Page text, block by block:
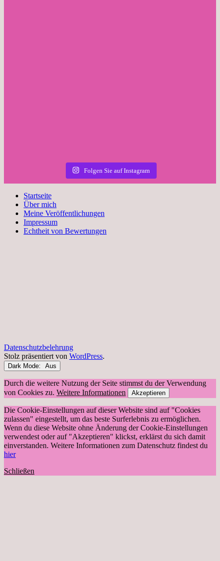
Folgen Sie auf Instagram
Startseite
Über mich
Meine Veröffentlichungen
Impressum
Echtheit von Bewertungen
Datenschutzbelehrung
Stolz präsentiert von WordPress.
Dark Mode:
Durch die weitere Nutzung der Seite stimmst du der Verwendung
von Cookies zu. Weitere Informationen Akzeptieren
Die Cookie-Einstellungen auf dieser Website sind auf "Cookies
zulassen" eingestellt, um das beste Surferlebnis zu ermöglichen.
Wenn du diese Website ohne Änderung der Cookie-Einstellungen
verwendest oder auf "Akzeptieren" klickst, erklärst du sich damit
einverstanden. Weitere Informationen zum Datenschutz findest du
hier
Schließen